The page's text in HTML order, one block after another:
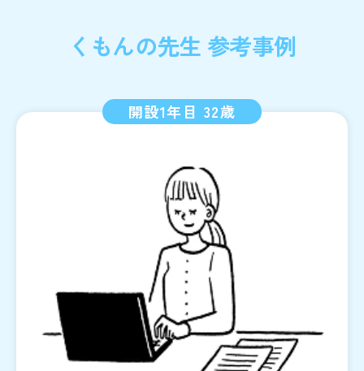
くもんの先生 参考事例
開設1年目 32歳